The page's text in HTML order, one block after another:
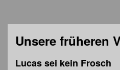
Unsere früheren
Lucas sei kein Frosch